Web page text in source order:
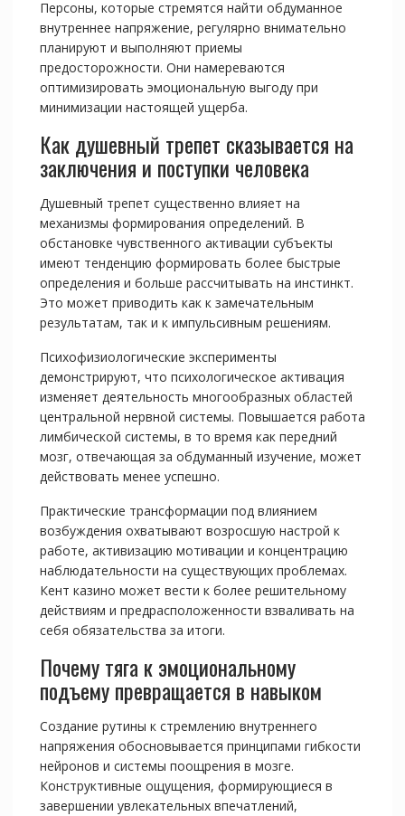
Персоны, которые стремятся найти обдуманное
внутреннее напряжение, регулярно внимательно
планируют и выполняют приемы
предосторожности. Они намереваются
оптимизировать эмоциональную выгоду при
минимизации настоящей ущерба.
Как душевный трепет сказывается на
заключения и поступки человека
Душевный трепет существенно влияет на
механизмы формирования определений. В
обстановке чувственного активации субъекты
имеют тенденцию формировать более быстрые
определения и больше рассчитывать на инстинкт.
Это может приводить как к замечательным
результатам, так и к импульсивным решениям.
Психофизиологические эксперименты
демонстрируют, что психологическое активация
изменяет деятельность многообразных областей
центральной нервной системы. Повышается работа
лимбической системы, в то время как передний
мозг, отвечающая за обдуманный изучение, может
действовать менее успешно.
Практические трансформации под влиянием
возбуждения охватывают возросшую настрой к
работе, активизацию мотивации и концентрацию
наблюдательности на существующих проблемах.
Кент казино может вести к более решительному
действиям и предрасположенности взваливать на
себя обязательства за итоги.
Почему тяга к эмоциональному
подъему превращается в навыком
Создание рутины к стремлению внутреннего
напряжения обосновывается принципами гибкости
нейронов и системы поощрения в мозге.
Конструктивные ощущения, формирующиеся в
завершении увлекательных впечатлений,